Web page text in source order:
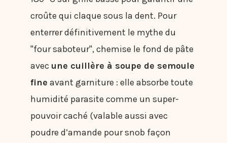
croûte qui claque sous la dent. Pour
enterrer définitivement le mythe du
"four saboteur", chemise le fond de pâte
avec une cuillère à soupe de semoule
fine avant garniture : elle absorbe toute
humidité parasite comme un super-
pouvoir caché (valable aussi avec
poudre d’amande pour snob façon